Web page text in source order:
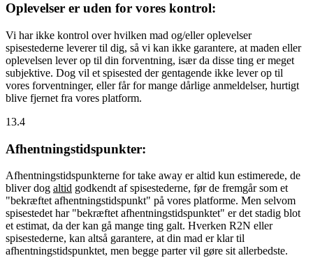
Oplevelser er uden for vores kontrol:
Vi har ikke kontrol over hvilken mad og/eller oplevelser
spisestederne leverer til dig, så vi kan ikke garantere, at maden eller
oplevelsen lever op til din forventning, især da disse ting er meget
subjektive. Dog vil et spisested der gentagende ikke lever op til
vores forventninger, eller får for mange dårlige anmeldelser, hurtigt
blive fjernet fra vores platform.
13.4
Afhentningstidspunkter:
Afhentningstidspunkterne for take away er altid kun estimerede, de
bliver dog altid godkendt af spisestederne, før de fremgår som et
"bekræftet afhentningstidspunkt" på vores platforme. Men selvom
spisestedet har "bekræftet afhentningstidspunktet" er det stadig blot
et estimat, da der kan gå mange ting galt. Hverken R2N eller
spisestederne, kan altså garantere, at din mad er klar til
afhentningstidspunktet, men begge parter vil gøre sit allerbedste.